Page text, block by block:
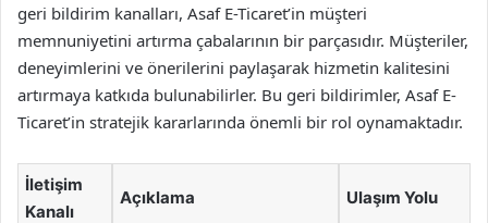
geri bildirim kanalları, Asaf E-Ticaret’in müşteri
memnuniyetini artırma çabalarının bir parçasıdır. Müşteriler,
deneyimlerini ve önerilerini paylaşarak hizmetin kalitesini
artırmaya katkıda bulunabilirler. Bu geri bildirimler, Asaf E-
Ticaret’in stratejik kararlarında önemli bir rol oynamaktadır.
İletişim
Kanalı
Açıklama Ulaşım Yolu